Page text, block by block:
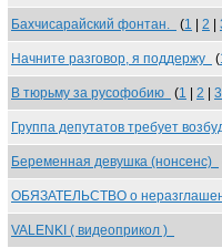
Бахчисарайский фонтан. (1 2
Начните разговор, я поддержу (
В тюрьму за русофобию (1 2 3
Группа депутатов требует
Беременная девушка (нонсенс)
ОБЯЗАТЕЛЬСТВО о
VALENKI ( видеоприкол )